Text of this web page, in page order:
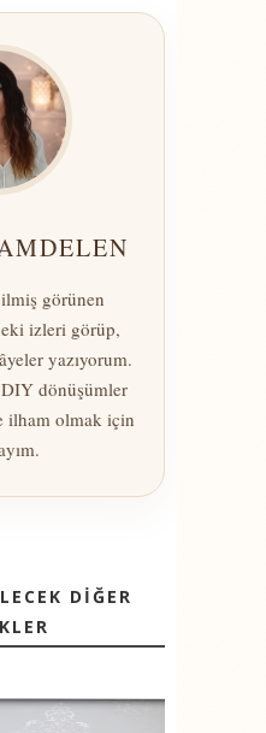
görünen
izleri görüp,
yazıyorum.
dönüşümler
ilham olmak için
DİĞER